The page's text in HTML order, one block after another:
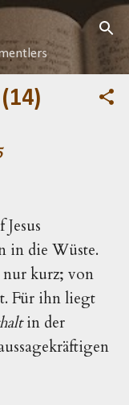
in die Wüste.
nur kurz; von
Für ihn liegt
in der